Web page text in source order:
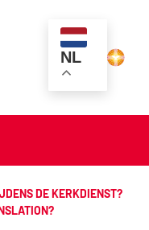
NL
DE KERKDIENST?